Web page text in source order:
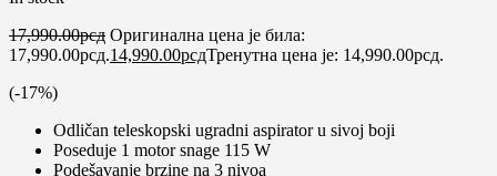
17,990.00рсд Оригинална цена је била:
17,990.00рсд.14,990.00рсдТренутна цена је: 14,990.00рсд.
(-17%)
Odličan teleskopski ugradni aspirator u sivoj boji
Poseduje 1 motor snage 115 W
Podešavanje brzine na 3 nivoa